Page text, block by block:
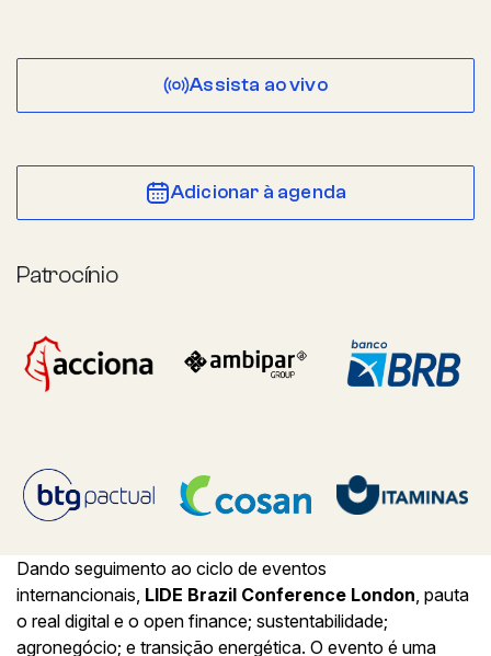
Assista ao vivo
Adicionar à agenda
Patrocínio
Dando seguimento ao ciclo de eventos
internancionais, LIDE Brazil Conference London, pauta
o real digital e o open finance; sustentabilidade;
agronegócio; e transição energética. O evento é uma